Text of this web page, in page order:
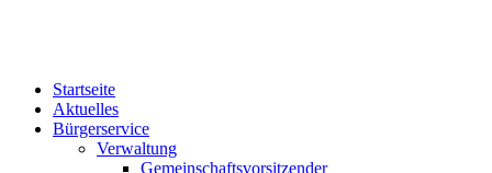
Startseite
Aktuelles
Bürgerservice
Verwaltung
Gemeinschaftsvorsitzender